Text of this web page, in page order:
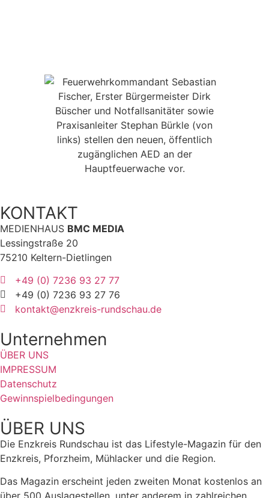
KONTAKT
MEDIENHAUS BMC MEDIA
Lessingstraße 20
75210 Keltern-Dietlingen
+49 (0) 7236 93 27 77
+49 (0) 7236 93 27 76
kontakt@enzkreis-rundschau.de
Unternehmen
ÜBER UNS
IMPRESSUM
Datenschutz
Gewinnspielbedingungen
ÜBER UNS
Die Enzkreis Rundschau ist das Lifestyle-Magazin für den
Enzkreis, Pforzheim, Mühlacker und die Region.
Das Magazin erscheint jeden zweiten Monat kostenlos an